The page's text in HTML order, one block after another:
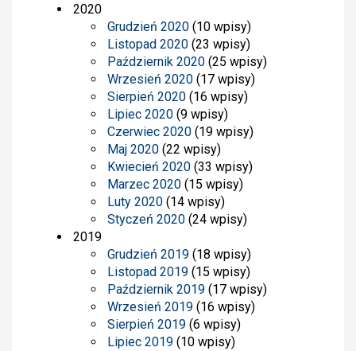
2020
Grudzień 2020 (10 wpisy)
Listopad 2020 (23 wpisy)
Październik 2020 (25 wpisy)
Wrzesień 2020 (17 wpisy)
Sierpień 2020 (16 wpisy)
Lipiec 2020 (9 wpisy)
Czerwiec 2020 (19 wpisy)
Maj 2020 (22 wpisy)
Kwiecień 2020 (33 wpisy)
Marzec 2020 (15 wpisy)
Luty 2020 (14 wpisy)
Styczeń 2020 (24 wpisy)
2019
Grudzień 2019 (18 wpisy)
Listopad 2019 (15 wpisy)
Październik 2019 (17 wpisy)
Wrzesień 2019 (16 wpisy)
Sierpień 2019 (6 wpisy)
Lipiec 2019 (10 wpisy)